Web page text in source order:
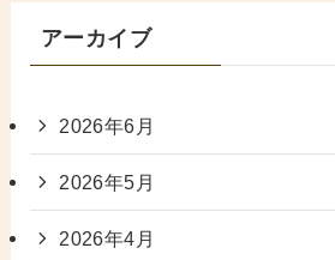
アーカイブ
2026年6月
2026年5月
2026年4月